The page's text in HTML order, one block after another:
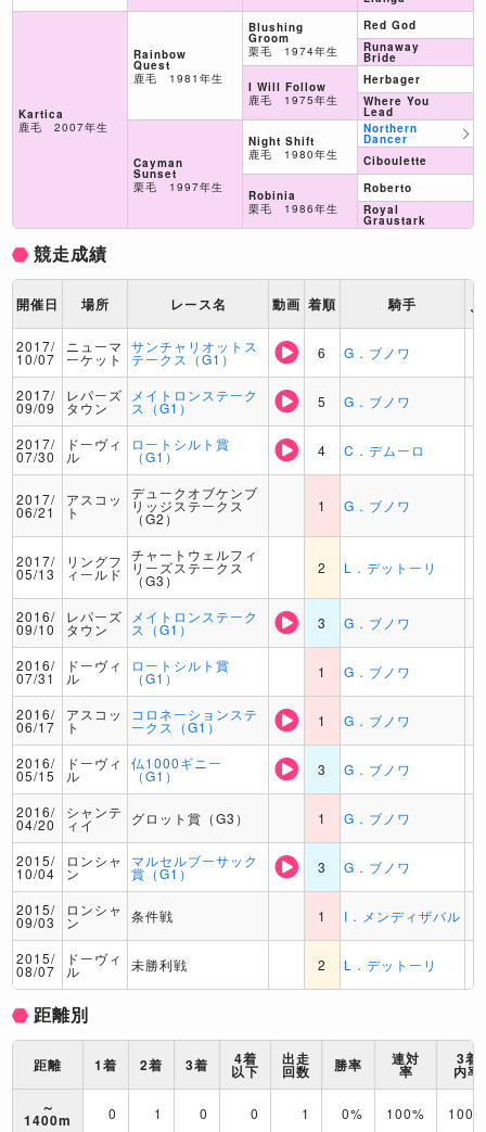
Kartica
鹿毛 2007年生
Rainbow
Quest
鹿毛 1981年生
Cayman
Sunset
栗毛 1997年生
Blushing
Groom
栗毛 1974年生
I Will Follow
鹿毛 1975年生
Night Shift
鹿毛 1980年生
Robinia
栗毛 1986年生
Red God
Runaway
Bride
Herbager
Where You
Lead
Northern
Dancer
Ciboulette
Roberto
Royal
Graustark
競走成績
開催日 場所 レース名 動画 着順 騎手
2017/
10/07
ニューマ
ーケット
サンチャリオットス
テークス（G1） 6 G．ブノワ
2017/
09/09
レパーズ
タウン
メイトロンステーク
ス（G1） 5 G．ブノワ
2017/
07/30
ドーヴィ
ル
ロートシルト賞
（G1） 4 C．デムーロ
2017/
06/21
アスコッ
ト
デュークオブケンブ
リッジステークス
（G2）
1 G．ブノワ
2017/
05/13
リングフ
ィールド
チャートウェルフィ
リーズステークス
（G3）
2 L．デットーリ
2016/
09/10
レパーズ
タウン
メイトロンステーク
ス（G1） 3 G．ブノワ
2016/
07/31
ドーヴィ
ル
ロートシルト賞
（G1） 1 G．ブノワ
2016/
06/17
アスコッ
ト
コロネーションステ
ークス（G1） 1 G．ブノワ
2016/
05/15
ドーヴィ
ル
仏1000ギニー
（G1） 3 G．ブノワ
2016/
04/20
シャンテ
ィイ グロット賞（G3） 1 G．ブノワ
2015/
10/04
ロンシャ
ン
マルセルブーサック
賞（G1） 3 G．ブノワ
2015/
09/03
ロンシャ
ン 条件戦 1 I．メンディザバル
2015/
08/07
ドーヴィ
ル 未勝利戦 2 L．デットーリ
距離別
距離 1着 2着 3着 4着
以下
出走
回数 勝率 連対
率
3着
内率
～
1400m 0 1 0 0 1 0% 100%